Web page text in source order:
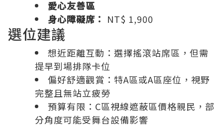
愛心友善區
身心障礙席： NT$ 1,900
選位建議
想近距離互動：選擇搖滾站席區，但需
提早到場排隊卡位
偏好舒適觀賞：特A區或A區座位，視野
完整且無站立疲勞
預算有限：C區視線遮蔽區價格親民，部
分角度可能受舞台設備影響